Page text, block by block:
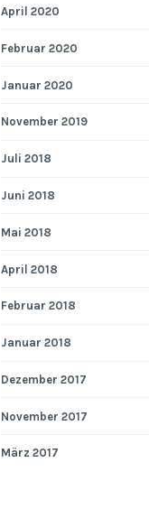
April 2020
Februar 2020
Januar 2020
November 2019
Juli 2018
Juni 2018
Mai 2018
April 2018
Februar 2018
Januar 2018
Dezember 2017
November 2017
März 2017